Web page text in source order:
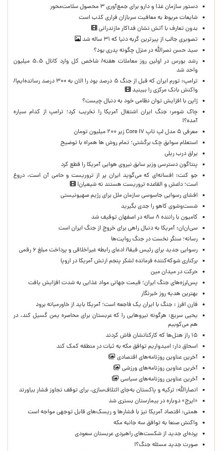
دستور سازمان غذا و دارو برای جمع‌آوری ۳ محصول سلامت‌محور
شایعات مربوط به معافیت سربازان فراری کذب است
بدون تعارف با آتش نشان فداکار مازندرانی
تصویری جالب از پیرترین گربه دنیا که ۳۱ ساله شد
سید حسن نصرالله در منزل چگونه پدری بود؟
رشد بورس در اولین روز معاملات هفته/ شاخص کل وارد کانال ۵.۵ میلیون
واحد شد
ترامپ: تورم ایران که قبل از جنگ ۵ درصد بود را الان به ۳۰۰ درصد رسانده‌ایم!/
واکنش بانک مرکزی را ببینید
ژاپن با افزایش توان نظامی خود به دنبال چیست؟
چاک شومر: جنگ ایران اشتغال آمریکا را تخریب کرد؛ ترامپ از کدام سیاره
آمده؟!
معرفی ۵ مدل لپ تاپ Core i۷ زیر ۲۰۰ میلیون تومان
استعلام سوابق چک برگشتی؛ تمام روش ها همراه با توضیح
یراق درب ریلی
پنتاگون دسترسی وزیر سابق نیروی هوایی آمریکا را قطع کرد
جو کنت: افسانه‌ای که می‌گوید ایران پر از تروریست و حامی آن است، دروغ
است؛ داعش و القاعده تروریست هستند نه شیعیان!
افشای رسوایی جاسوسی سازمان ملل برای رژیم صهیونیستی
شست‌وشوی کاهو را جدی بگیرید
کامیون با راننده ۸ ساله در اصفهان توقیف شد
سی‌ان‌ان: آمریکا به دنبال راهی برای خروج از جنگ ایران است
رسانه؛ سنگر نخست در جنگ روایت‌ها
رسوایی جدید برای رئیس فیفا/ ادعای رابطه غیراخلاقی و پرداخت مبلغ ۶ رقمی
برکناری شوکه‌کننده فرمانده لشکر پنجم ارتش آمریکا در اروپا
حركت در ميدان مين
پس‌لرزه‌های جنگ ایران؛ قیمت جهانی مواد غذایی به شدت افزایش یافت
بهترین هدیه روز خبرنگار
فارن افرز : جنگ با ایران یک فاجعه است؛ آمریکا باید از خاورمیانه برود
یحیی سریع: هرگونه نیروهایی را که عربستان برای محاصره یمن گسیل کند، در
هم می‌کوبیم
۱۵ راز هتل‌ها که کارکنانشان فاش کردند
اسحاق دار: امیدواریم توافق مکه به ثبات در منطقه کمک کند
آخرین عناوین روزنامه‌های اقتصادی
آخرین عناوین روزنامه‌های ورزشی
آخرین عناوین روزنامه‌های سیاسی
انصارالله: ترکیه و پاکستان به‌جای ائتلاف‌سازی، برای توقف تجاوز فشار بیاورند
«ایرج» دوباره در بیمارستان بستری شد
همتی: اقتصاد آمریکا نیز با فشارها و ریسک‌های قابل توجهی مواجه است
واکنش صنعا به توافق سه جانبه مکه
پرده‌ای جدید از شکست‌های راهبردی عربستان سعودی
صورت جدید مسئله جنگ؟!